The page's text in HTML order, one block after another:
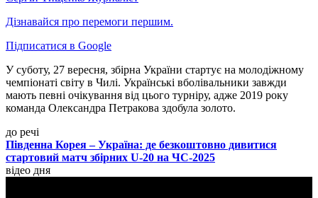
Дізнавайся про перемоги першим.
Підписатися в Google
У суботу, 27 вересня, збірна України стартує на молодіжному
чемпіонаті світу в Чилі. Українські вболівальники завжди
мають певні очікування від цього турніру, адже 2019 року
команда Олександра Петракова здобула золото.
до речі
Південна Корея – Україна: де безкоштовно дивитися
стартовий матч збірних U-20 на ЧС-2025
відео дня